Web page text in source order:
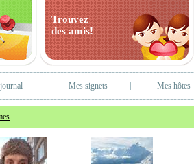
Trouvez
des amis!
Mes signets Mes hôtes